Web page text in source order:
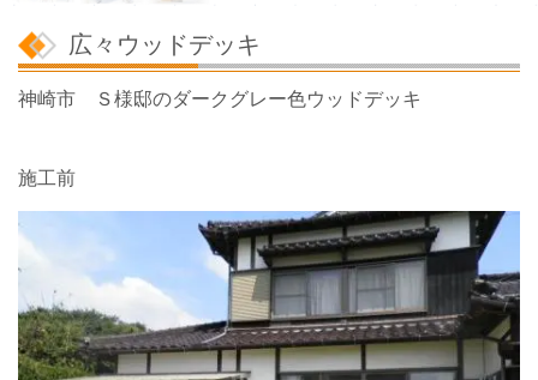
広々ウッドデッキ
神崎市 Ｓ様邸のダークグレー色ウッドデッキ
施工前